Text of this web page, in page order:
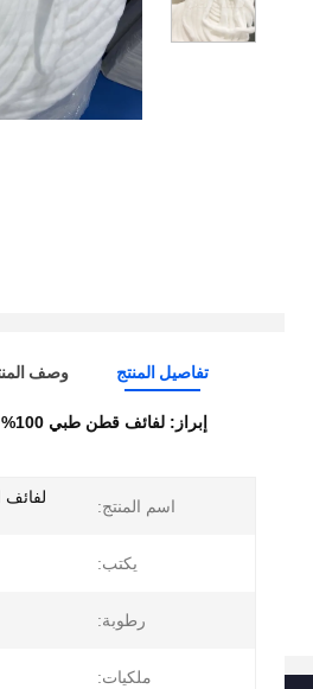
تفاصيل المنتج وصف
إبراز: لفائف قطن طبي 100% قطن,شرائح قطن ماصة للاستخدام الطبي,ملف قطن صوف جراحي
اسم المنتج:
لفائف
يكتب:
رطوبة:
ملكيات: